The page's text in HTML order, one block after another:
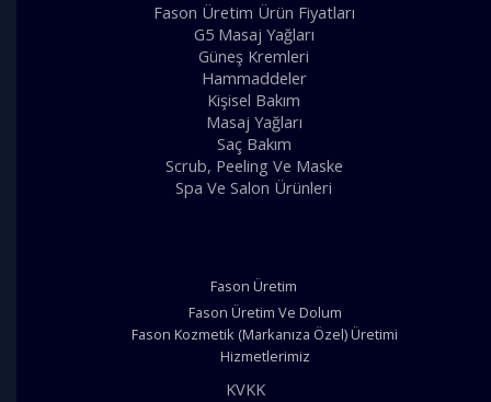
Fason Üretim Ürün Fiyatları
G5 Masaj Yağları
Güneş Kremleri
Hammaddeler
Kişisel Bakım
Masaj Yağları
Saç Bakım
Scrub, Peeling Ve Maske
Spa Ve Salon Ürünleri
Fason Üretim
Fason Üretim Ve Dolum
Fason Kozmetik (Markanıza Özel) Üretimi
Hizmetlerimiz
KVKK